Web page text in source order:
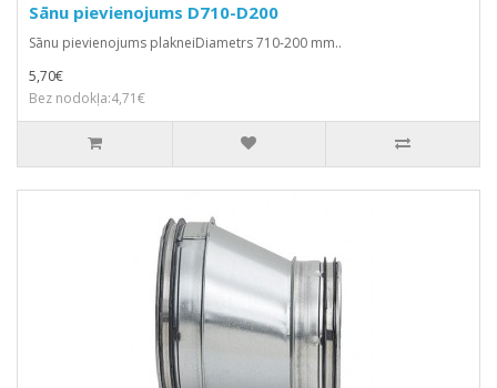
Sānu pievienojums D710-D200
Sānu pievienojums plakneiDiametrs 710-200 mm..
5,70€
Bez nodokļa:4,71€